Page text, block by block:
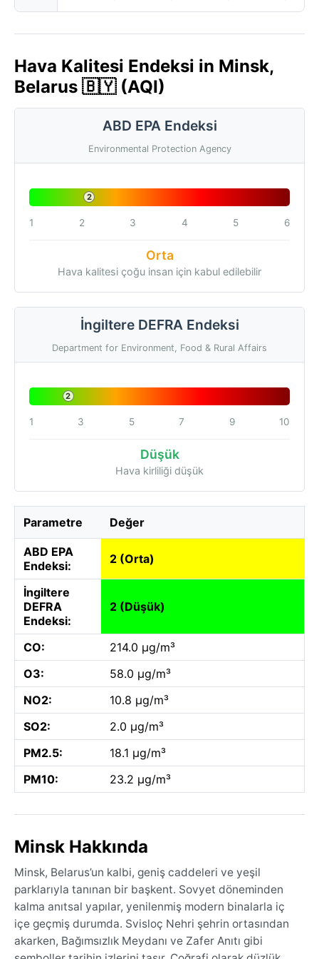
Hava Kalitesi Endeksi in Minsk,
Belarus 🇧🇾 (AQI)
ABD EPA Endeksi
Environmental Protection Agency
2
1 2 3 4 5 6
Orta
Hava kalitesi çoğu insan için kabul edilebilir
İngiltere DEFRA Endeksi
Department for Environment, Food & Rural Affairs
2
1 3 5 7 9 10
Düşük
Hava kirliliği düşük
Parametre Değer
ABD EPA
Endeksi:
2 (Orta)
İngiltere
DEFRA
Endeksi:
2 (Düşük)
CO:
214.0 µg/m³
O3:
58.0 µg/m³
NO2:
10.8 µg/m³
SO2:
2.0 µg/m³
PM2.5:
18.1 µg/m³
PM10:
23.2 µg/m³
Minsk Hakkında
Minsk, Belarus’un kalbi, geniş caddeleri ve yeşil
parklarıyla tanınan bir başkent. Sovyet döneminden
kalma anıtsal yapılar, yenilenmiş modern binalarla iç
içe geçmiş durumda. Svisloç Nehri şehrin ortasından
akarken, Bağımsızlık Meydanı ve Zafer Anıtı gibi